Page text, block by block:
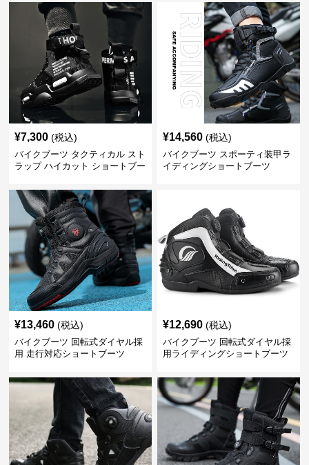
¥7,300 (税込)
バイクブーツ タクティカル スト
ラップ ハイカット ショートブー
¥14,560 (税込)
バイクブーツ スポーティ装甲ラ
イディングショートブーツ
¥13,460 (税込)
バイクブーツ 回転式ダイヤル採
用 走行対応ショートブーツ
¥12,690 (税込)
バイクブーツ 回転式ダイヤル採
用ライディングショートブーツ